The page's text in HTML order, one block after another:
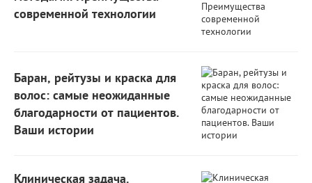
современной технологии
Баран, рейтузы и краска для
волос: самые неожиданные
благодарности от пациентов.
Ваши истории
Клиническая задача.